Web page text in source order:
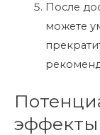
После
можете
эффекты